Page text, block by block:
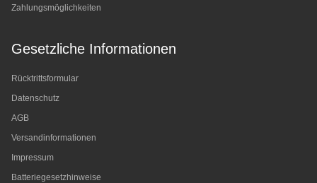
Zahlungsmöglichkeiten
Gesetzliche Informationen
Rücktrittsformular
Datenschutz
AGB
Versandinformationen
Impressum
Batteriegesetzhinweise